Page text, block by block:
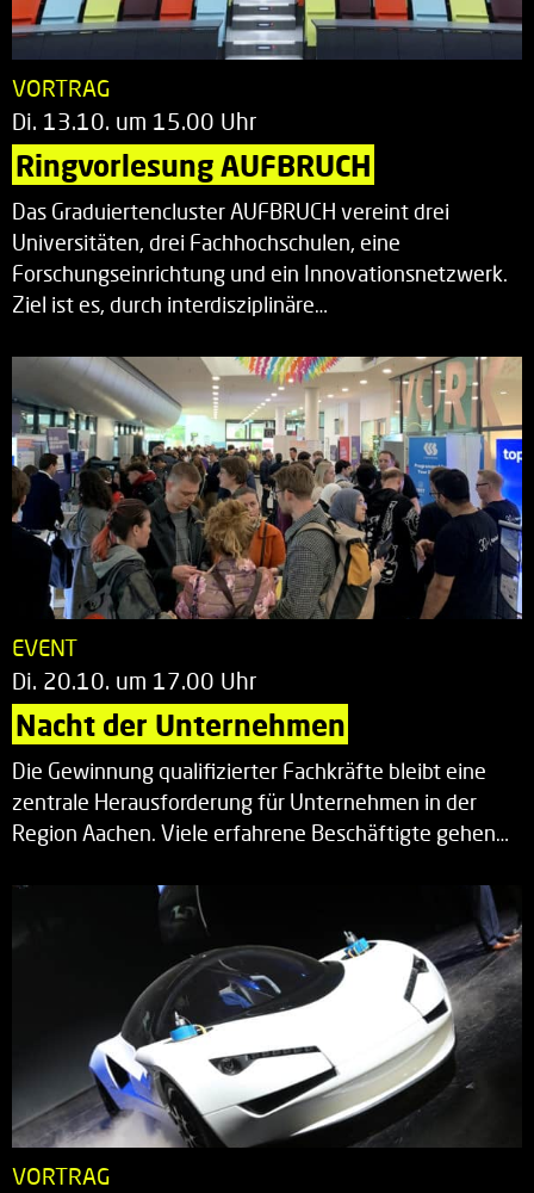
VORTRAG
Di. 13.10. um 15.00 Uhr
Ringvorlesung AUFBRUCH
Das Graduiertencluster AUFBRUCH vereint drei
Universitäten, drei Fachhochschulen, eine
Forschungseinrichtung und ein Innovationsnetzwerk.
Ziel ist es, durch interdisziplinäre…
EVENT
Di. 20.10. um 17.00 Uhr
Nacht der Unternehmen
Die Gewinnung qualifizierter Fachkräfte bleibt eine
zentrale Herausforderung für Unternehmen in der
Region Aachen. Viele erfahrene Beschäftigte gehen…
VORTRAG